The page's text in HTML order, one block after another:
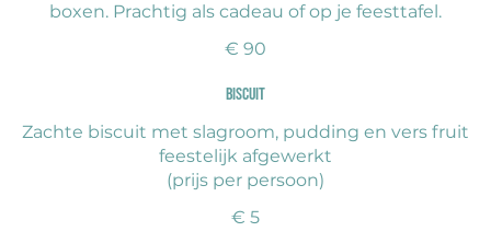
boxen. Prachtig als cadeau of op je feesttafel.
€ 90
Biscuit
Zachte biscuit met slagroom, pudding en vers fruit
feestelijk afgewerkt
(prijs per persoon)
€ 5